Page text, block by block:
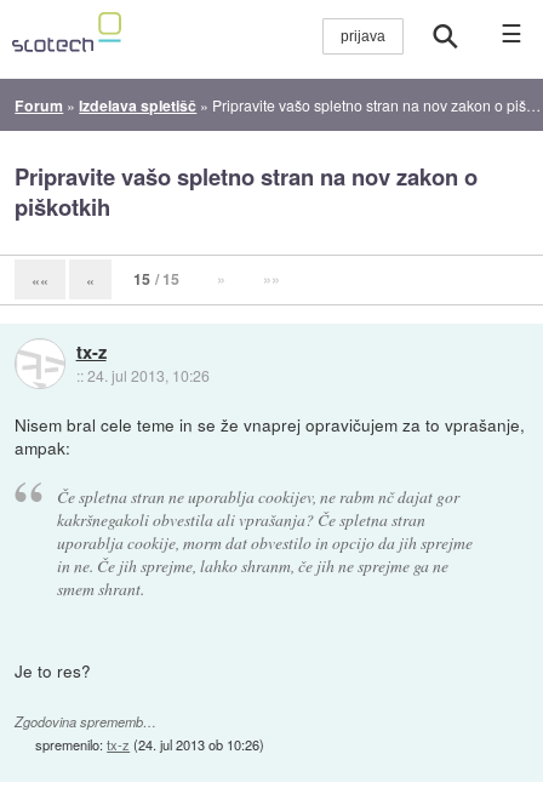
☰
Forum »Izdelava spletišč » Pripravite vašo spletno stran na nov zakon o piškotkih
Pripravite vašo spletno stran na nov zakon o
piškotkih
«« « 15 / 15 » »»
tx-z
::24. jul 2013, 10:26
Nisem bral cele teme in se že vnaprej opravičujem za to vprašanje,
ampak:
Če spletna stran ne uporablja cookijev, ne rabm nč dajat gor
kakršnegakoli obvestila ali vprašanja? Če spletna stran
uporablja cookije, morm dat obvestilo in opcijo da jih sprejme
in ne. Če jih sprejme, lahko shranm, če jih ne sprejme ga ne
smem shrant.
Je to res?
Zgodovina sprememb…
spremenilo:tx-z (24. jul 2013 ob 10:26)